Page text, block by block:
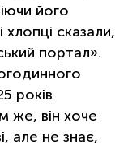
його
сказали,
портал».
років
же, він хоче
але не знає,